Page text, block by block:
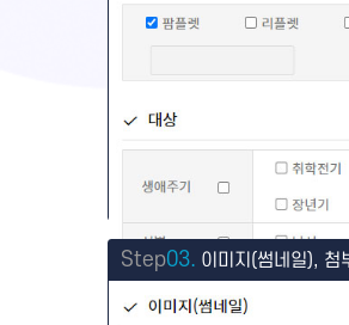
Step03. 이미지(썸네일), 첨